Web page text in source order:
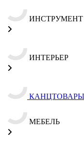
ИНСТРУМЕНТ
ИНТЕРЬЕР
КАНЦТОВАРЫ
МЕБЕЛЬ